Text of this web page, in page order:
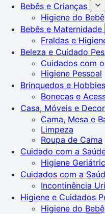
Bebês e Crianças
Higiene do Bebê
Bebês e Maternidade
Fraldas e
Beleza e Cuidado
Cuidados com
Higiene Pessoal
Brinquedos e Hobbies
Bonecas e
Casa, Móveis e
Cama, Mesa e
Limpeza
Roupa de Cama
Cuidado com a
Higiene
Cuidados com a
Incontinência
Higiene e Cuidados
Higiene do Bebê